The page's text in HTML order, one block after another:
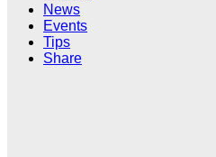
News
Events
Tips
Share